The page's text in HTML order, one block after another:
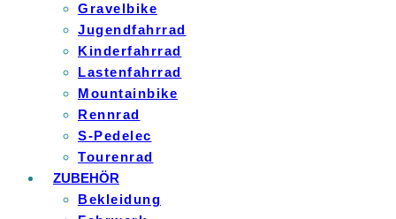
Gravelbike
Jugendfahrrad
Kinderfahrrad
Lastenfahrrad
Mountainbike
Rennrad
S-Pedelec
Tourenrad
ZUBEHÖR
Bekleidung